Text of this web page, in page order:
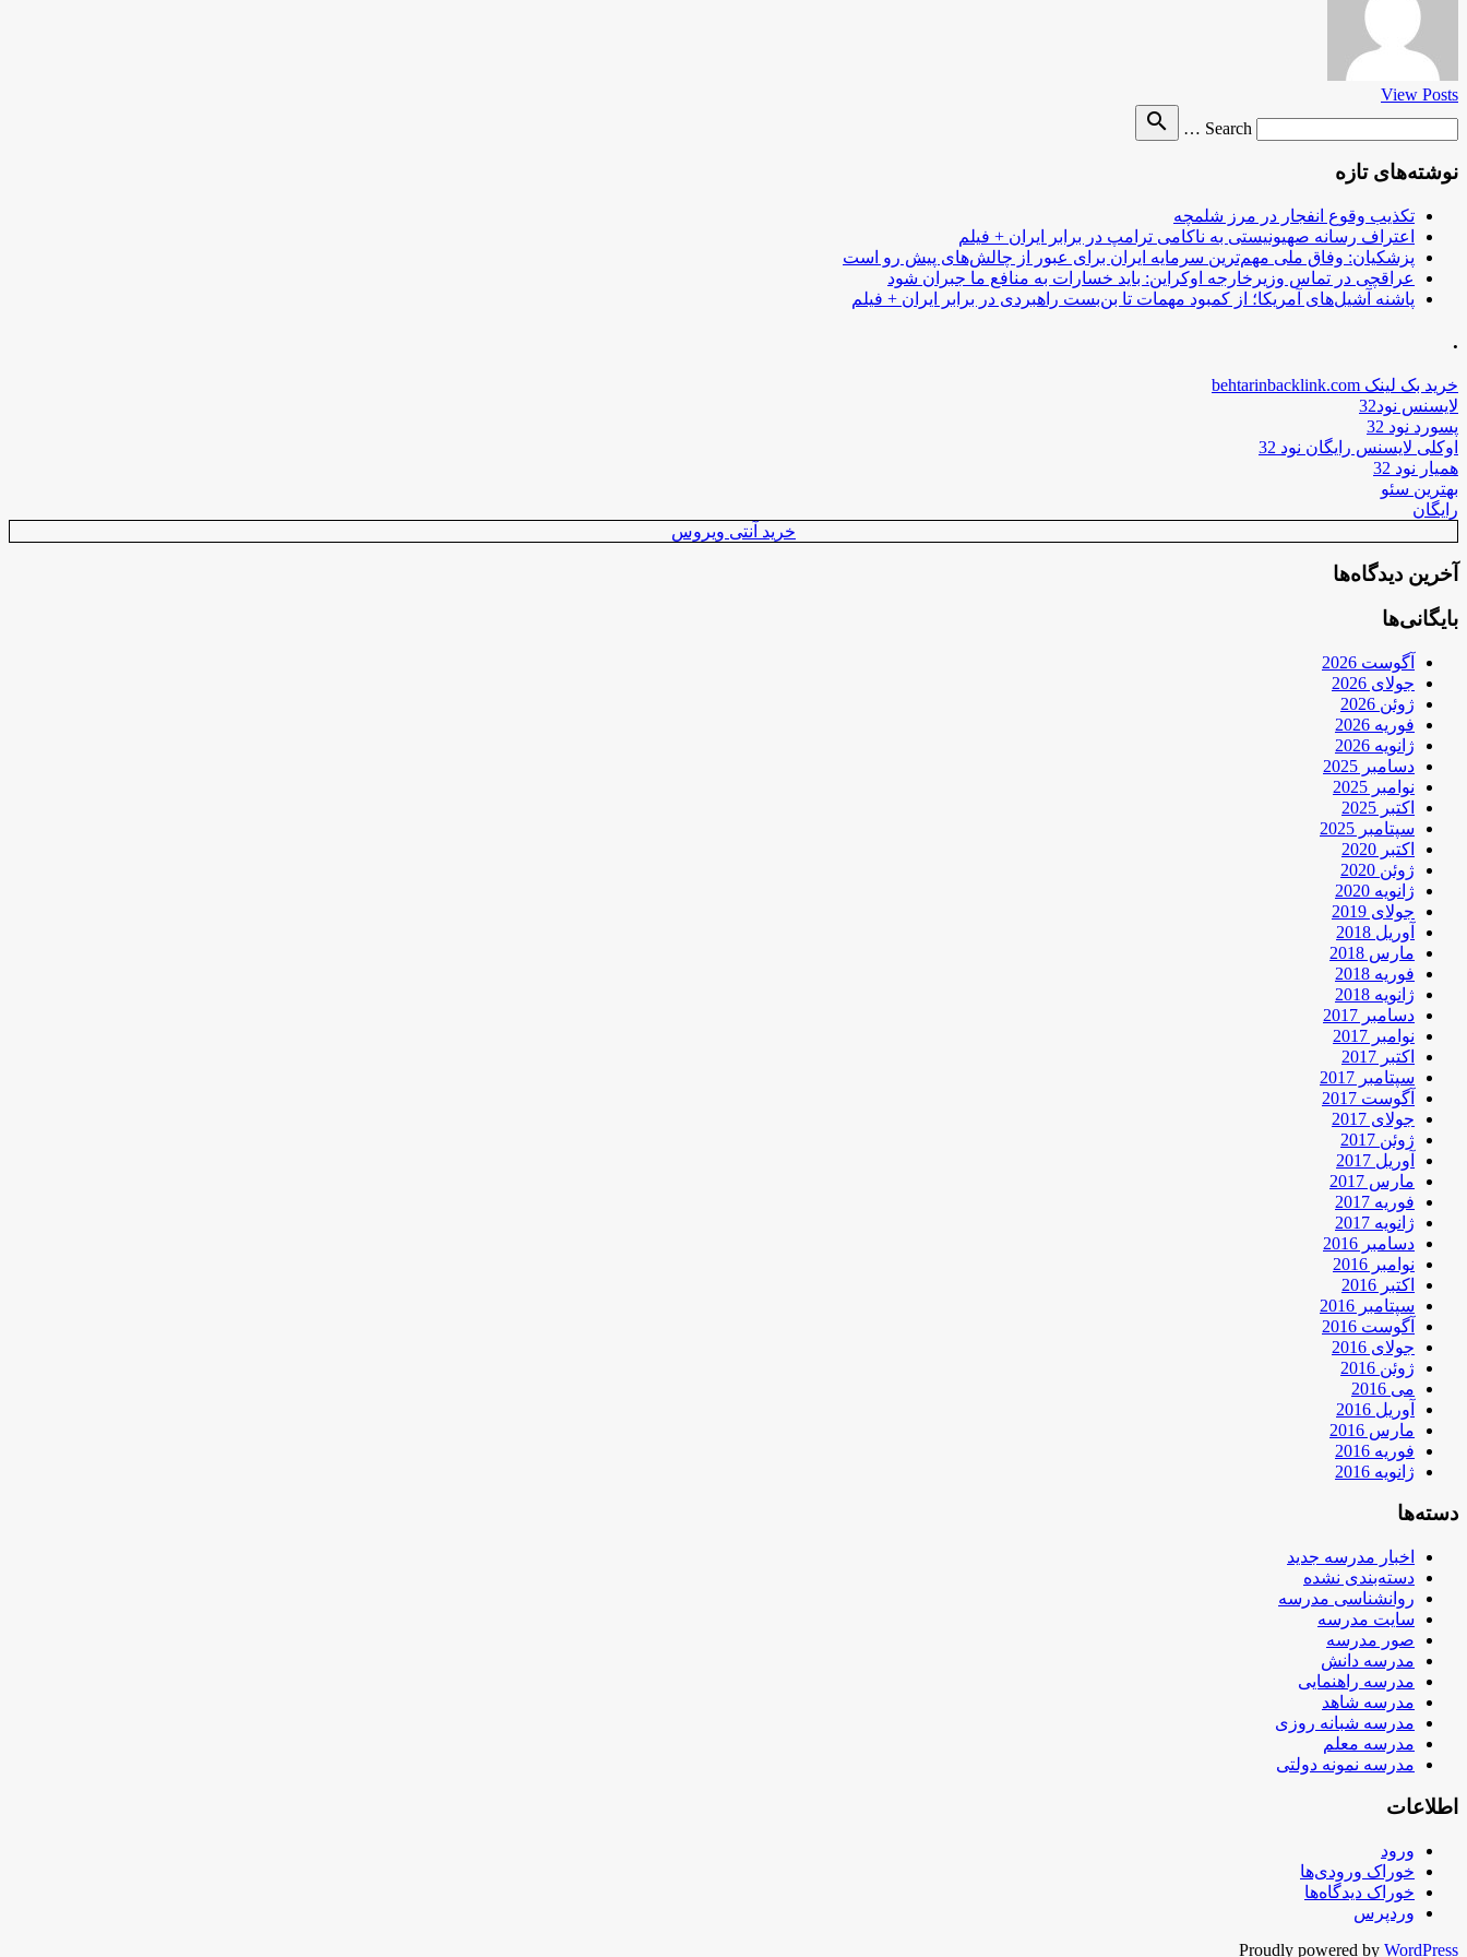
View Posts
Search …
search
نوشته‌های تازه
تکذیب وقوع انفجار در مرز شلمچه
اعتراف رسانه صهیونیستی به ناکامی ترامپ در برابر ایران + فیلم
پزشکیان: وفاق ملی مهم‌ترین سرمایه ایران برای عبور از چالش‌های پیش رو است
عراقچی در تماس وزیرخارجه اوکراین: باید خسارات به منافع ما جبران شود
پاشنه آشیل‌های آمریکا؛ از کمبود مهمات تا بن‌بست راهبردی در برابر ایران + فیلم
.
خرید بک لینک behtarinbacklink.com
لایسنس نود32
پسورد نود 32
اوکلی لایسنس رایگان نود 32
همیار نود 32
بهترین سئو
رایگان
خرید آنتی ویروس
آخرین دیدگاه‌ها
بایگانی‌ها
آگوست 2026
جولای 2026
ژوئن 2026
فوریه 2026
ژانویه 2026
دسامبر 2025
نوامبر 2025
اکتبر 2025
سپتامبر 2025
اکتبر 2020
ژوئن 2020
ژانویه 2020
جولای 2019
آوریل 2018
مارس 2018
فوریه 2018
ژانویه 2018
دسامبر 2017
نوامبر 2017
اکتبر 2017
سپتامبر 2017
آگوست 2017
جولای 2017
ژوئن 2017
آوریل 2017
مارس 2017
فوریه 2017
ژانویه 2017
دسامبر 2016
نوامبر 2016
اکتبر 2016
سپتامبر 2016
آگوست 2016
جولای 2016
ژوئن 2016
می 2016
آوریل 2016
مارس 2016
فوریه 2016
ژانویه 2016
دسته‌ها
اخبار مدرسه جدید
دسته‌بندی نشده
روانشناسی مدرسه
سایت مدرسه
صور مدرسه
مدرسه دانش
مدرسه راهنمایی
مدرسه شاهد
مدرسه شبانه روزی
مدرسه معلم
مدرسه نمونه دولتی
اطلاعات
ورود
خوراک ورودی‌ها
خوراک دیدگاه‌ها
وردپرس
Proudly powered by WordPress